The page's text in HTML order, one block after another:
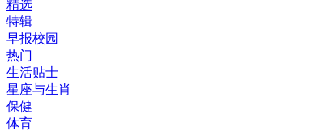
精选
特辑
早报校园
热门
生活贴士
星座与生肖
保健
体育